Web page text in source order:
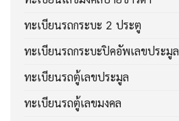
ทะเบียนรถกระบะ 2 ประตู
ทะเบียนรถกระบะปิคอัพเลขประมูล
ทะเบียนรถตู้เลขประมูล
ทะเบียนรถตู้เลขมงคล